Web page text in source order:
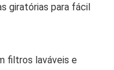
giratórias para fácil
filtros laváveis e